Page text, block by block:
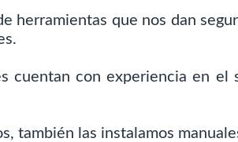
herramientas que nos dan
cuentan con experiencia en
también las instalamos